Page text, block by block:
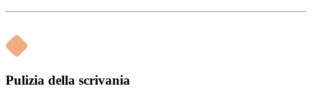
Pulizia della scrivania